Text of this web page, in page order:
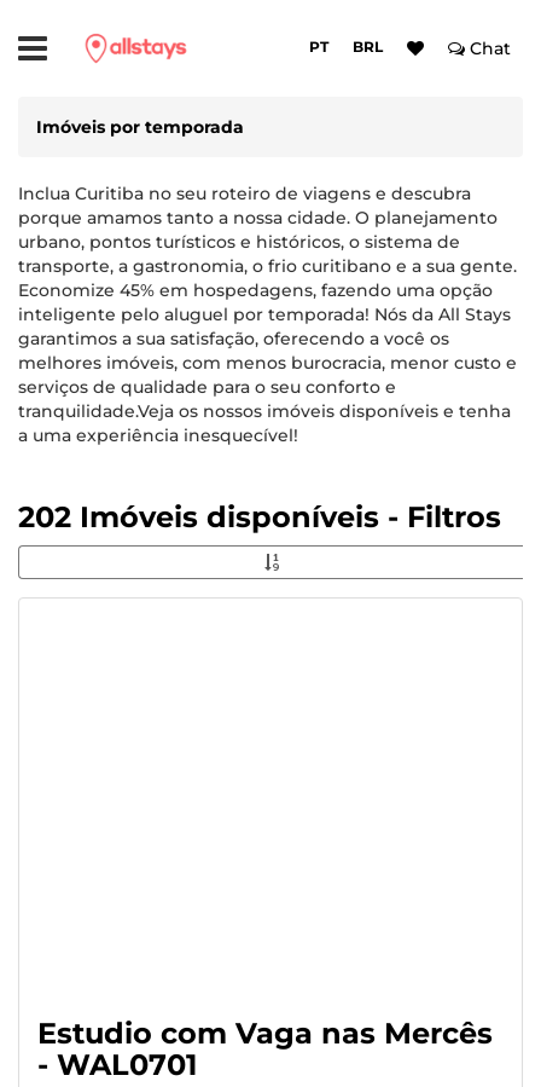
PT BRL Chat
Imóveis por temporada
Inclua Curitiba no seu roteiro de viagens e descubra
porque amamos tanto a nossa cidade. O planejamento
urbano, pontos turísticos e históricos, o sistema de
transporte, a gastronomia, o frio curitibano e a sua gente.
Economize 45% em hospedagens, fazendo uma opção
inteligente pelo aluguel por temporada! Nós da All Stays
garantimos a sua satisfação, oferecendo a você os
melhores imóveis, com menos burocracia, menor custo e
serviços de qualidade para o seu conforto e
tranquilidade.Veja os nossos imóveis disponíveis e tenha
a uma experiência inesquecível!
202 Imóveis disponíveis - Filtros
Estudio com Vaga nas Mercês
- WAL0701